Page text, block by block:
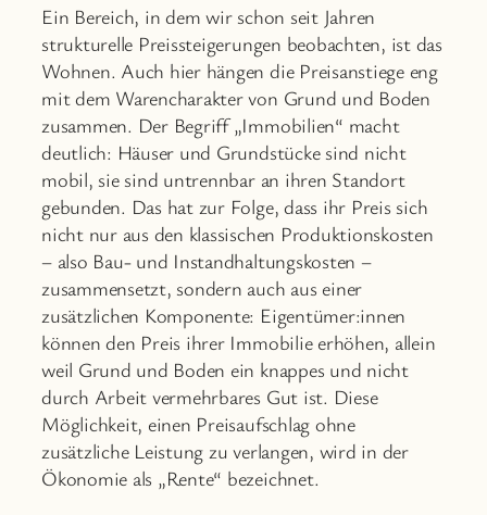
Ein Bereich, in dem wir schon seit Jahren
strukturelle Preissteigerungen beobachten, ist das
Wohnen. Auch hier hängen die Preisanstiege eng
mit dem Warencharakter von Grund und Boden
zusammen. Der Begriff „Immobilien“ macht
deutlich: Häuser und Grundstücke sind nicht
mobil, sie sind untrennbar an ihren Standort
gebunden. Das hat zur Folge, dass ihr Preis sich
nicht nur aus den klassischen Produktionskosten
– also Bau- und Instandhaltungskosten –
zusammensetzt, sondern auch aus einer
zusätzlichen Komponente: Eigentümer:innen
können den Preis ihrer Immobilie erhöhen, allein
weil Grund und Boden ein knappes und nicht
durch Arbeit vermehrbares Gut ist. Diese
Möglichkeit, einen Preisaufschlag ohne
zusätzliche Leistung zu verlangen, wird in der
Ökonomie als „Rente“ bezeichnet.